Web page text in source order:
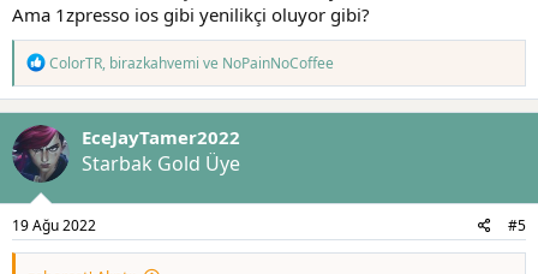
Ama 1zpresso ios gibi yenilikçi oluyor gibi?
T
p
k
i
l
e
r
:
ColorTR, birazkahvemi ve NoPainNoCoffee
EceJayTamer2022
Starbak Gold Üye
19 Ağu 2022 #5